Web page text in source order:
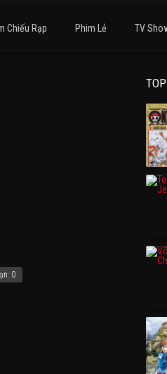
Chiếu Rạp Phim Lẻ TV
0